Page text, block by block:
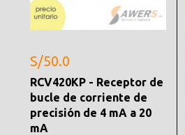
S/50.0
RCV420KP - Receptor de
bucle de corriente de
precisión de 4 mA a 20
mA